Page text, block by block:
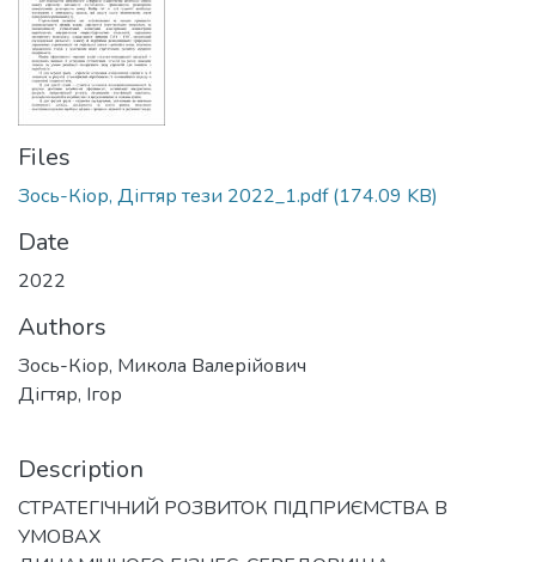
Files
Зось-Кіор, Дігтяр тези 2022_1.pdf(174.09 KB)
Date
2022
Authors
Зось-Кіор, Микола Валерійович
Дігтяр, Ігор
Description
СТРАТЕГІЧНИЙ РОЗВИТОК ПІДПРИЄМСТВА В
УМОВАХ